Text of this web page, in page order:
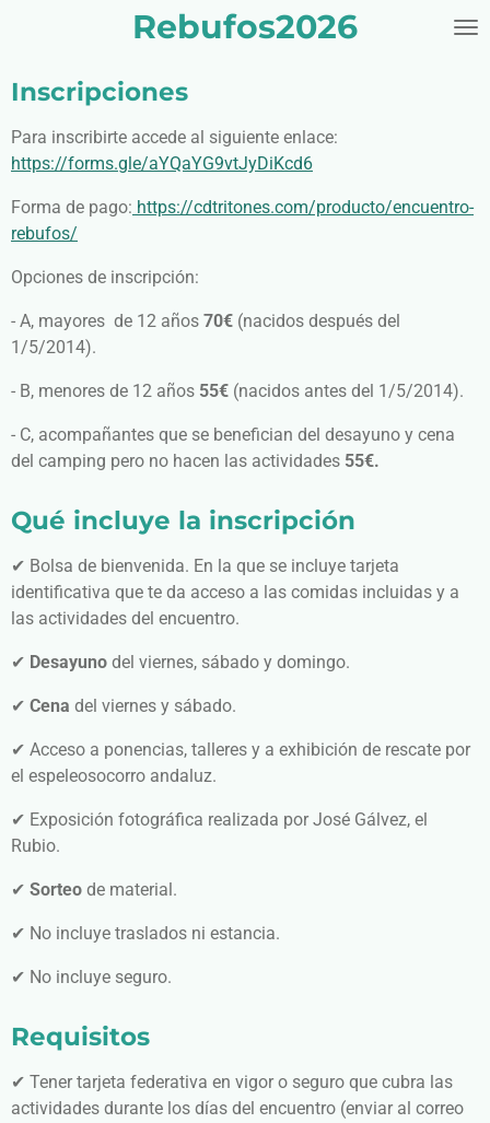
principal
Rebufos2026
Inscripciones
Para inscribirte accede al siguiente enlace:
https://forms.gle/aYQaYG9vtJyDiKcd6
Forma de pago: https://cdtritones.com/producto/encuentro-
rebufos/
Opciones de inscripción:
- A, mayores de 12 años 70€ (nacidos después del
1/5/2014).
- B, menores de 12 años 55€ (nacidos antes del 1/5/2014).
- C, acompañantes que se benefician del desayuno y cena
del camping pero no hacen las actividades 55€.
Qué incluye la inscripción
✔ Bolsa de bienvenida. En la que se incluye tarjeta
identificativa que te da acceso a las comidas incluidas y a
las actividades del encuentro.
✔ Desayuno del viernes, sábado y domingo.
✔ Cena del viernes y sábado.
✔ Acceso a ponencias, talleres y a exhibición de rescate por
el espeleosocorro andaluz.
✔ Exposición fotográfica realizada por José Gálvez, el
Rubio.
✔ Sorteo de material.
✔ No incluye traslados ni estancia.
✔ No incluye seguro.
Requisitos
✔ Tener tarjeta federativa en vigor o seguro que cubra las
actividades durante los días del encuentro (enviar al correo